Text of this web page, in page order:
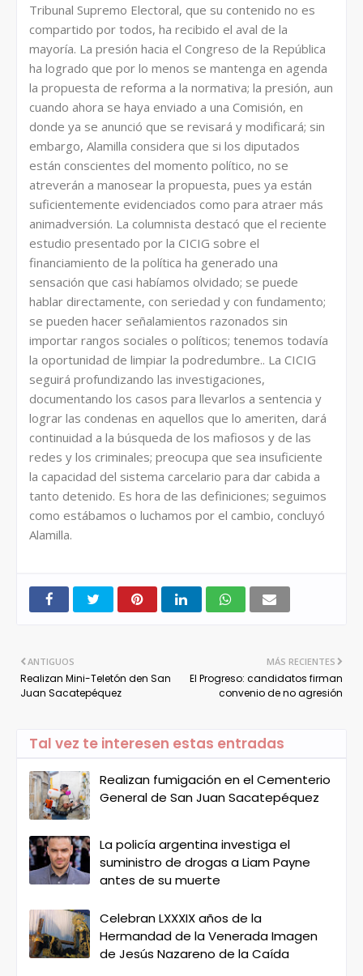
Tribunal Supremo Electoral, que su contenido no es
compartido por todos, ha recibido el aval de la
mayoría. La presión hacia el Congreso de la República
ha logrado que por lo menos se mantenga en agenda
la propuesta de reforma a la normativa; la presión, aun
cuando ahora se haya enviado a una Comisión, en
donde ya se anunció que se revisará y modificará; sin
embargo, Alamilla considera que si los diputados
están conscientes del momento político, no se
atreverán a manosear la propuesta, pues ya están
suficientemente evidenciados como para atraer más
animadversión. La columnista destacó que el reciente
estudio presentado por la CICIG sobre el
financiamiento de la política ha generado una
sensación que casi habíamos olvidado; se puede
hablar directamente, con seriedad y con fundamento;
se pueden hacer señalamientos razonados sin
importar rangos sociales o políticos; tenemos todavía
la oportunidad de limpiar la podredumbre.. La CICIG
seguirá profundizando las investigaciones,
documentando los casos para llevarlos a sentencia y
lograr las condenas en aquellos que lo ameriten, dará
continuidad a la búsqueda de los mafiosos y de las
redes y los criminales; preocupa que sea insuficiente
la capacidad del sistema carcelario para dar cabida a
tanto detenido. Es hora de las definiciones; seguimos
como estábamos o luchamos por el cambio, concluyó
Alamilla.
MÁS RECIENTES
El Progreso: candidatos firman
convenio de no agresión
ANTIGUOS
Realizan Mini-Teletón den San
Juan Sacatepéquez
Tal vez te interesen estas entradas
Realizan fumigación en el Cementerio
General de San Juan Sacatepéquez
La policía argentina investiga el
suministro de drogas a Liam Payne
antes de su muerte
Celebran LXXXIX años de la
Hermandad de la Venerada Imagen
de Jesús Nazareno de la Caída